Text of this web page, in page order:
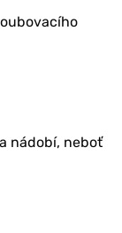
nádobí, neboť